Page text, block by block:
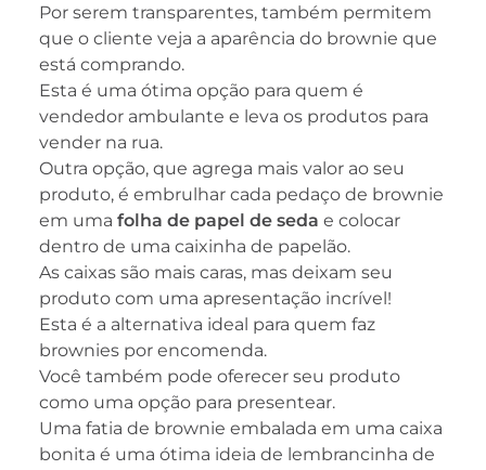
Por serem transparentes, também permitem
que o cliente veja a aparência do brownie que
está comprando.
Esta é uma ótima opção para quem é
vendedor ambulante e leva os produtos para
vender na rua.
Outra opção, que agrega mais valor ao seu
produto, é embrulhar cada pedaço de brownie
em uma folha de papel de seda e colocar
dentro de uma caixinha de papelão.
As caixas são mais caras, mas deixam seu
produto com uma apresentação incrível!
Esta é a alternativa ideal para quem faz
brownies por encomenda.
Você também pode oferecer seu produto
como uma opção para presentear.
Uma fatia de brownie embalada em uma caixa
bonita é uma ótima ideia de lembrancinha de